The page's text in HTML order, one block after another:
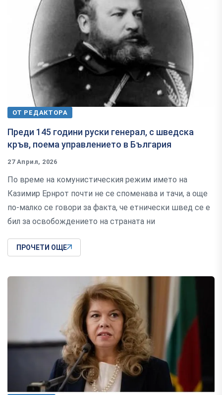
ОТ РЕДАКТОРА
Преди 145 години руски генерал, с шведска
кръв, поема управлението в България
27 Април, 2026
По време на комунистическия режим името на
Казимир Ернрот почти не се споменава и тачи, а още
по-малко се говори за факта, че етнически швед се е
бил за освобождението на страната ни
ПРОЧЕТИ ОЩЕ